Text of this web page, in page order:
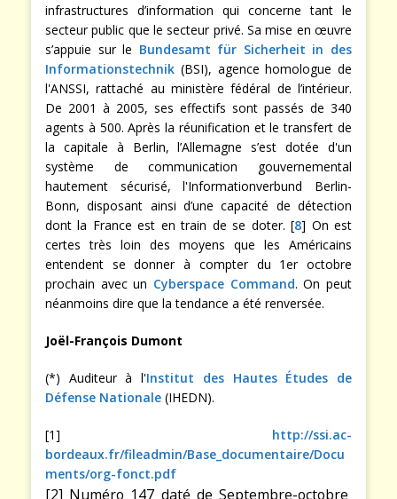
infrastructures d’information qui concerne tant le
secteur public que le secteur privé. Sa mise en œuvre
s’appuie sur le Bundesamt für Sicherheit in des
Informationstechnik (BSI), agence homologue de
l'ANSSI, rattaché au ministère fédéral de l’intérieur.
De 2001 à 2005, ses effectifs sont passés de 340
agents à 500. Après la réunification et le transfert de
la capitale à Berlin, l’Allemagne s’est dotée d'un
système de communication gouvernemental
hautement sécurisé, l'Informationverbund Berlin-
Bonn, disposant ainsi d’une capacité de détection
dont la France est en train de se doter. [8] On est
certes très loin des moyens que les Américains
entendent se donner à compter du 1er octobre
prochain avec un Cyberspace Command. On peut
néanmoins dire que la tendance a été renversée.
Joël-François Dumont
(*) Auditeur à l'Institut des Hautes Études de
Défense Nationale (IHEDN).
[1] http://ssi.ac-
bordeaux.fr/fileadmin/Base_documentaire/Docu
ments/org-fonct.pdf
[2] Numéro 147 daté de Septembre-octobre